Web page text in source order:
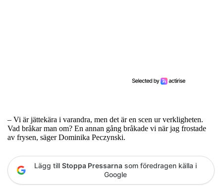
– Vi är jättekära i varandra, men det är en scen ur verkligheten.
Vad bråkar man om? En annan gång bråkade vi när jag frostade
av frysen, säger Dominika Peczynski.
Lägg till Stoppa Pressarna som föredragen källa i
Google